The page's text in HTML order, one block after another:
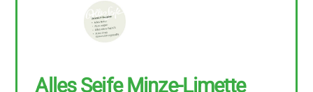
Alles Seife Minze-Limette